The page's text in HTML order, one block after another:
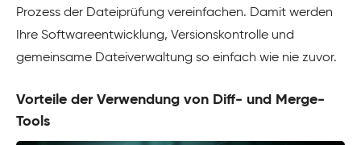
Prozess der Dateiprüfung vereinfachen. Damit werden
Ihre Softwareentwicklung, Versionskontrolle und
gemeinsame Dateiverwaltung so einfach wie nie zuvor.
Vorteile der Verwendung von Diff- und Merge-
Tools